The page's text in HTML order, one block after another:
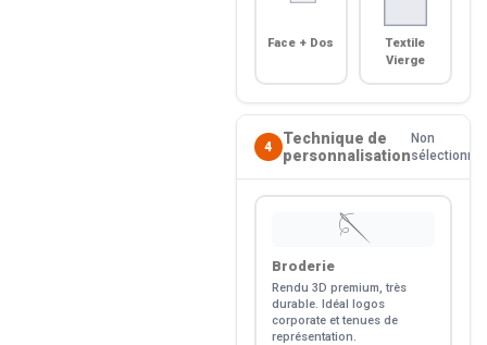
Face + Dos
Textile
Vierge
4
Technique de
personnalisation
Non
sélectionné
🪡
Broderie
Rendu 3D premium, très
durable. Idéal logos
corporate et tenues de
représentation.